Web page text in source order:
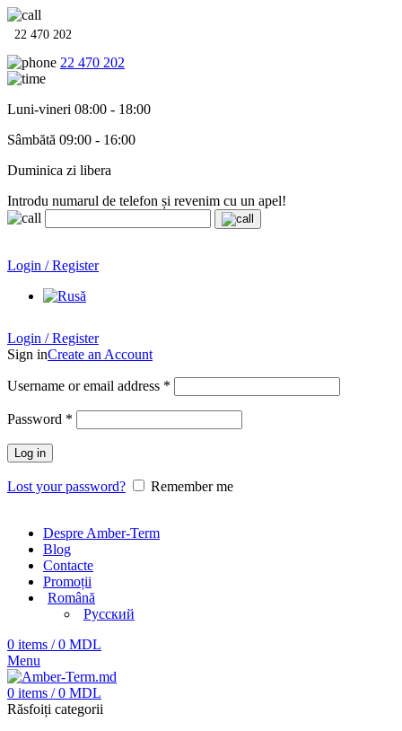
22 470 202
22 470 202
Luni-vineri 08:00 - 18:00
Sâmbătă 09:00 - 16:00
Duminica zi libera
Introdu numarul de telefon și revenim cu un apel!
Login / Register
Login / Register
Sign inCreate an Account
Username or email address *
Password *
Log in
Lost your password? Remember me
Despre Amber-Term
Blog
Contacte
Promoții
Română
Русский
0 items / 0 MDL
Menu
0 items / 0 MDL
Răsfoiți categorii